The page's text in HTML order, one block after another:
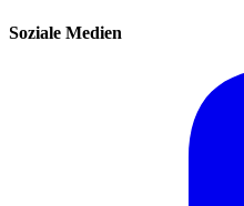
Soziale Medien